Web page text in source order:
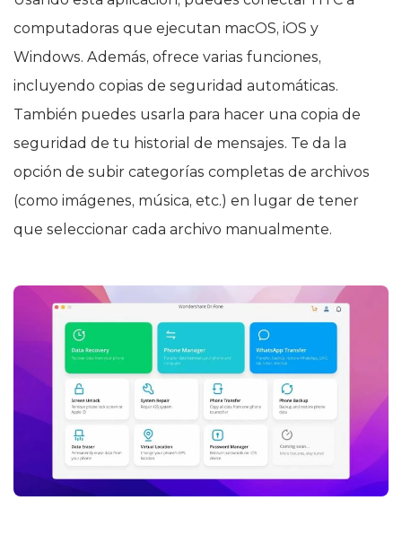
computadoras que ejecutan macOS, iOS y
Windows. Además, ofrece varias funciones,
incluyendo copias de seguridad automáticas.
También puedes usarla para hacer una copia de
seguridad de tu historial de mensajes. Te da la
opción de subir categorías completas de archivos
(como imágenes, música, etc.) en lugar de tener
que seleccionar cada archivo manualmente.